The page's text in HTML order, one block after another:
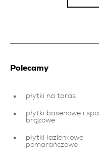
Polecamy
płytki na taras
płytki basenowe i spa
brązowe
płytki łazienkowe
pomarańczowe